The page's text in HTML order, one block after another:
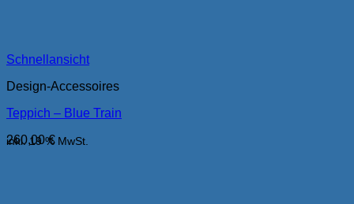
Schnellansicht
Design-Accessoires
Teppich – Blue Train
260,00€
inkl. 19 % MwSt.